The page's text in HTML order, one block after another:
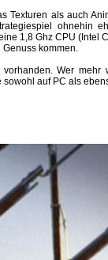
Texturen als auch
ohnehin
1,8 Ghz CPU (Intel
kommen.
Wer
auf PC als